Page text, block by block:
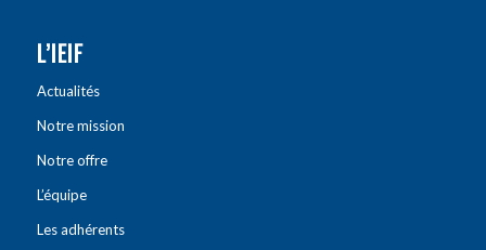
L’IEIF
Actualités
Notre mission
Notre offre
L’équipe
Les adhérents